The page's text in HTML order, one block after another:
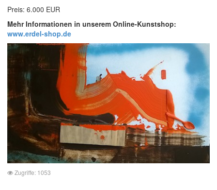
Preis: 6.000 EUR
Mehr Informationen in unserem Online-Kunstshop:
www.erdel-shop.de
Zugriffe: 1053